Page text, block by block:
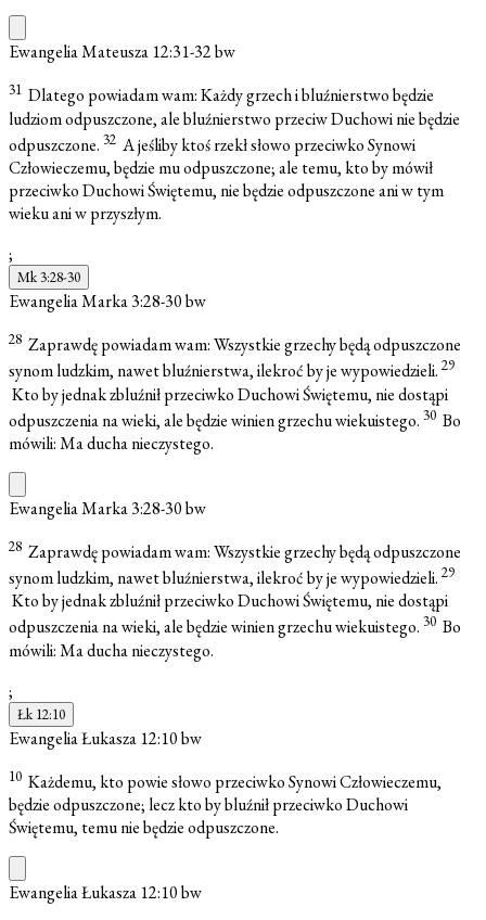
Ewangelia Mateusza 12:31-32bw
31 Dlatego powiadam wam: Każdy grzech i bluźnierstwo będzie
ludziom odpuszczone, ale bluźnierstwo przeciw Duchowi nie będzie
odpuszczone. 32 A jeśliby ktoś rzekł słowo przeciwko Synowi
Człowieczemu, będzie mu odpuszczone; ale temu, kto by mówił
przeciwko Duchowi Świętemu, nie będzie odpuszczone ani w tym
wieku ani w przyszłym.
;
Mk 3:28-30
Ewangelia Marka 3:28-30bw
28 Zaprawdę powiadam wam: Wszystkie grzechy będą odpuszczone
synom ludzkim, nawet bluźnierstwa, ilekroć by je wypowiedzieli. 29
Kto by jednak zbluźnił przeciwko Duchowi Świętemu, nie dostąpi
odpuszczenia na wieki, ale będzie winien grzechu wiekuistego. 30 Bo
mówili: Ma ducha nieczystego.
Ewangelia Marka 3:28-30bw
28 Zaprawdę powiadam wam: Wszystkie grzechy będą odpuszczone
synom ludzkim, nawet bluźnierstwa, ilekroć by je wypowiedzieli. 29
Kto by jednak zbluźnił przeciwko Duchowi Świętemu, nie dostąpi
odpuszczenia na wieki, ale będzie winien grzechu wiekuistego. 30 Bo
mówili: Ma ducha nieczystego.
;
Łk 12:10
Ewangelia Łukasza 12:10bw
10 Każdemu, kto powie słowo przeciwko Synowi Człowieczemu,
będzie odpuszczone; lecz kto by bluźnił przeciwko Duchowi
Świętemu, temu nie będzie odpuszczone.
Ewangelia Łukasza 12:10bw